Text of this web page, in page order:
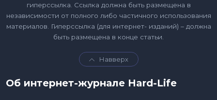
гиперссылка. Ссылка должна быть размещена в
независимости от полного либо частичного использования
материалов. Гиперссылка (для интернет- изданий) – должна
быть размещена в конце статьи.
Навверх
Об интернет-журнале Hard-Life